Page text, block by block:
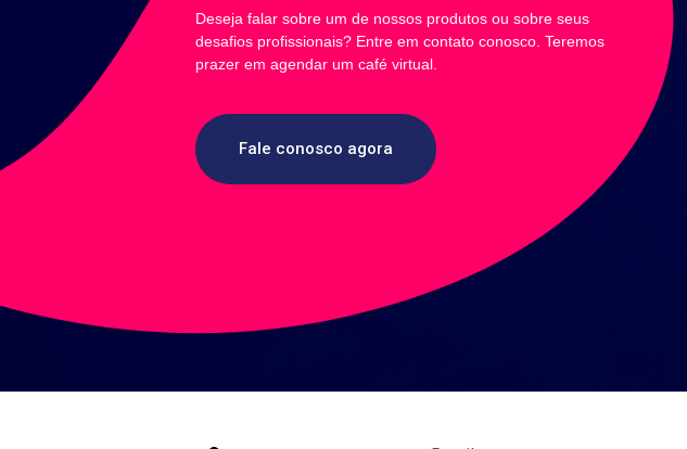
Deseja falar sobre um de nossos produtos ou sobre seus
desafios profissionais? Entre em contato conosco. Teremos
prazer em agendar um café virtual.
Fale conosco agora